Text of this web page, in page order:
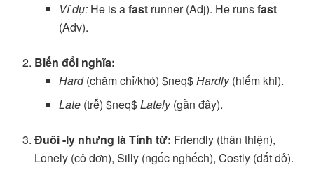
Ví dụ:He is afastrunner (Adj). He runsfast
(Adv).
Biến đổi nghĩa:
Hard(chăm chỉ/khó) $neq$Hardly(hiếm khi).
Late(trễ) $neq$Lately(gần đây).
Đuôi -ly nhưng là Tính từ: Friendly (thân thiện),
Lonely (cô đơn), Silly (ngốc nghếch), Costly (đắt đỏ).